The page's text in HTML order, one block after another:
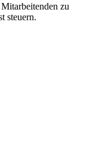
zu
steuern.